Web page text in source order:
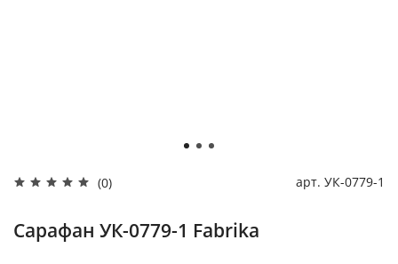
(0) арт. УК-0779-1
Сарафан УК-0779-1 Fabrika